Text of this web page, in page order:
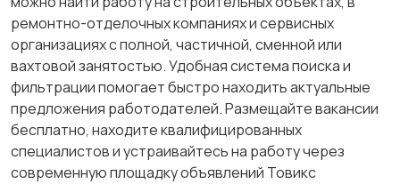
ремонтно-отделочных компаниях и сервисных
организациях с полной, частичной, сменной или
вахтовой занятостью. Удобная система поиска и
фильтрации помогает быстро находить актуальные
предложения работодателей. Размещайте вакансии
бесплатно, находите квалифицированных
специалистов и устраивайтесь на работу через
современную площадку объявлений Товикс